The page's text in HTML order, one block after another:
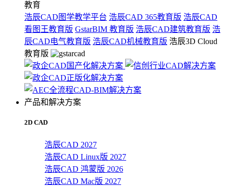
教育
浩辰CAD图学教学平台 浩辰CAD 365教育版 浩辰CAD
看图王教育版 GstarBIM 教育版 浩辰CAD建筑教育版 浩
辰CAD电气教育版 浩辰CAD机械教育版 浩辰3D Cloud
教育版
产品和解决方案
2D CAD
浩辰CAD 2027
浩辰CAD Linux版 2027
浩辰CAD 鸿蒙版 2026
浩辰CAD Mac版 2027